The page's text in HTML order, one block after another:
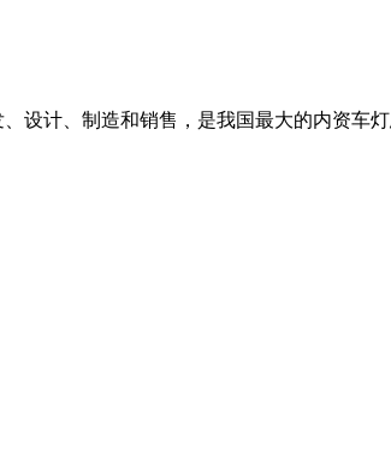
设计、制造和销售，是我国最大的内资车